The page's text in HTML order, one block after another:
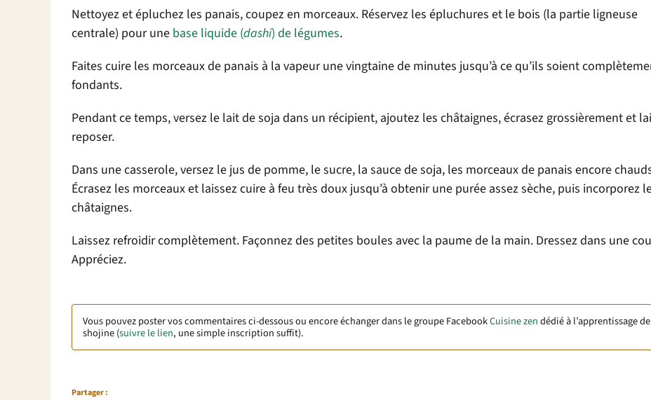
Nettoyez et épluchez les panais, coupez en morceaux. Réservez les épluchures et le bois (la partie ligneuse
centrale) pour une base liquide (dashi) de légumes.
Faites cuire les morceaux de panais à la vapeur une vingtaine de minutes jusqu’à ce qu’ils soient
fondants.
Pendant ce temps, versez le lait de soja dans un récipient, ajoutez les châtaignes, écrasez grossièrement et
reposer.
Dans une casserole, versez le jus de pomme, le sucre, la sauce de soja, les morceaux de panais encore
Écrasez les morceaux et laissez cuire à feu très doux jusqu’à obtenir une purée assez sèche, puis incorporez
châtaignes.
Laissez refroidir complètement. Façonnez des petites boules avec la paume de la main. Dressez dans une
Appréciez.
Vous pouvez poster vos commentaires ci-dessous ou encore échanger dans le groupe FacebookCuisine zendédié à l’apprentissage
shojine (suivre le lien, une simple inscription suffit).
Partager :